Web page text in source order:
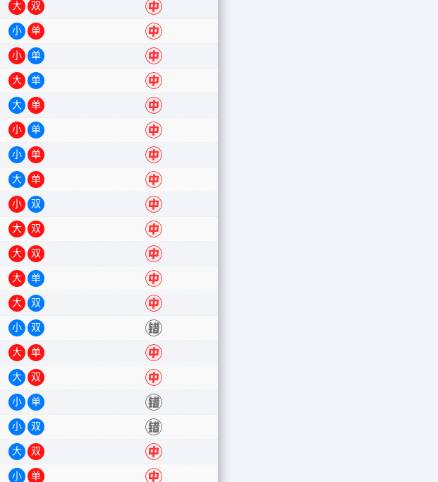
大 双 中
小 单 中
小 单 中
大 单 中
大 单 中
小 单 中
小 单 中
大 单 中
小 双 中
大 双 中
大 双 中
大 单 中
大 双 中
小 双 错
大 单 中
大 双 中
小 单 错
小 双 错
大 双 中
小 单 中